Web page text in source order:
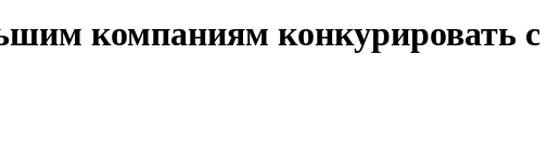
компаниям конкурировать